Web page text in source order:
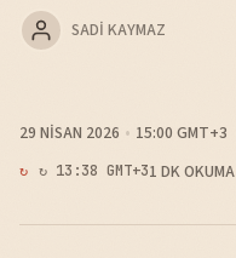
SADI KAYMAZ
29 NISAN 2026 15:00 GMT+3
↻ 13:38 GMT+31 DK OKUMA